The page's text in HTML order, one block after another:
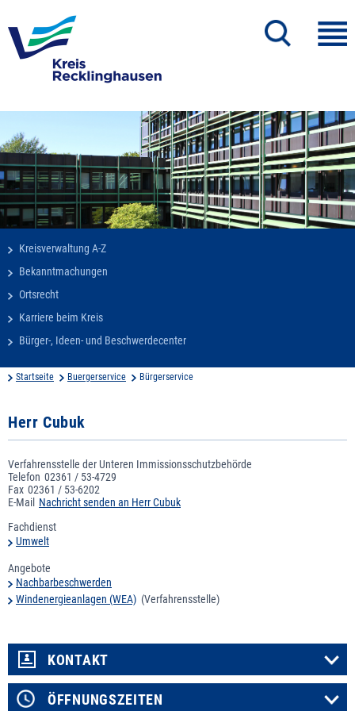
Kreisverwaltung A-Z
Bekanntmachungen
Ortsrecht
Karriere beim Kreis
Bürger-, Ideen- und Beschwerdecenter
Startseite Buergerservice Bürgerservice
Herr Cubuk
Verfahrensstelle der Unteren Immissionsschutzbehörde
Telefon 02361 / 53-4729
Fax 02361 / 53-6202
E-Mail Nachricht senden an Herr Cubuk
Fachdienst
Umwelt
Angebote
Nachbarbeschwerden
Windenergieanlagen (WEA) (Verfahrensstelle)
KONTAKT
ÖFFNUNGSZEITEN